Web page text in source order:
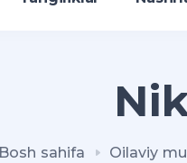
Bosh sahifa Oilaviy